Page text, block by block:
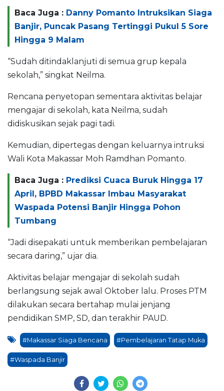
Baca Juga : Danny Pomanto Intruksikan Siaga
Banjir, Puncak Pasang Tertinggi Pukul 5 Sore
Hingga 9 Malam
“Sudah ditindaklanjuti di semua grup kepala
sekolah,” singkat Neilma.
Rencana penyetopan sementara aktivitas belajar
mengajar di sekolah, kata Neilma, sudah
didiskusikan sejak pagi tadi.
Kemudian, dipertegas dengan keluarnya intruksi
Wali Kota Makassar Moh Ramdhan Pomanto.
Baca Juga : Prediksi Cuaca Buruk Hingga 17
April, BPBD Makassar Imbau Masyarakat
Waspada Potensi Banjir Hingga Pohon
Tumbang
“Jadi disepakati untuk memberikan pembelajaran
secara daring,” ujar dia.
Aktivitas belajar mengajar di sekolah sudah
berlangsung sejak awal Oktober lalu. Proses PTM
dilakukan secara bertahap mulai jenjang
pendidikan SMP, SD, dan terakhir PAUD.
#Makassar Siaga Bencana #Pembelajaran Tatap Muka
#Waspada Banjir